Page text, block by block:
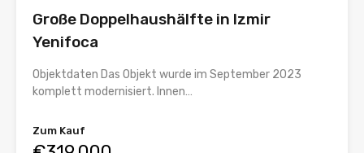
Große Doppelhaushälfte in Izmir
Yenifoca
Objektdaten Das Objekt wurde im September 2023
komplett modernisiert. Innen…
Zum Kauf